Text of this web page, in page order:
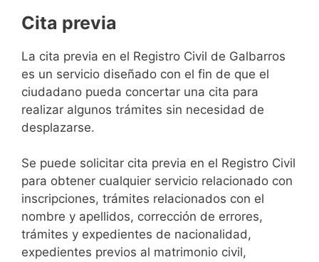
Cita previa
​​​​​​​​​​​​​​​​​​​​​​​​​​​​La cita previa en el Registro Civil de Galbarros
es un servicio diseñado con el fin de que el
ciudadano pueda concertar una cita para
realizar algunos trámites sin necesidad de
desplazarse.​
Se puede solicitar cita previa en el Registro Civil
para obtener cualquier servicio relacionado con
inscripciones, trámites relacionados con el
nombre y apellidos, corrección de errores,
trámites y expedientes de nacionalidad,
expedientes previos al matrimonio civil,